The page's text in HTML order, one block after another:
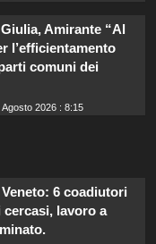
Amirante “Al
l’efficientamento
comuni dei
Agosto 2026 : 8:15
6 coadiutori
lavoro a